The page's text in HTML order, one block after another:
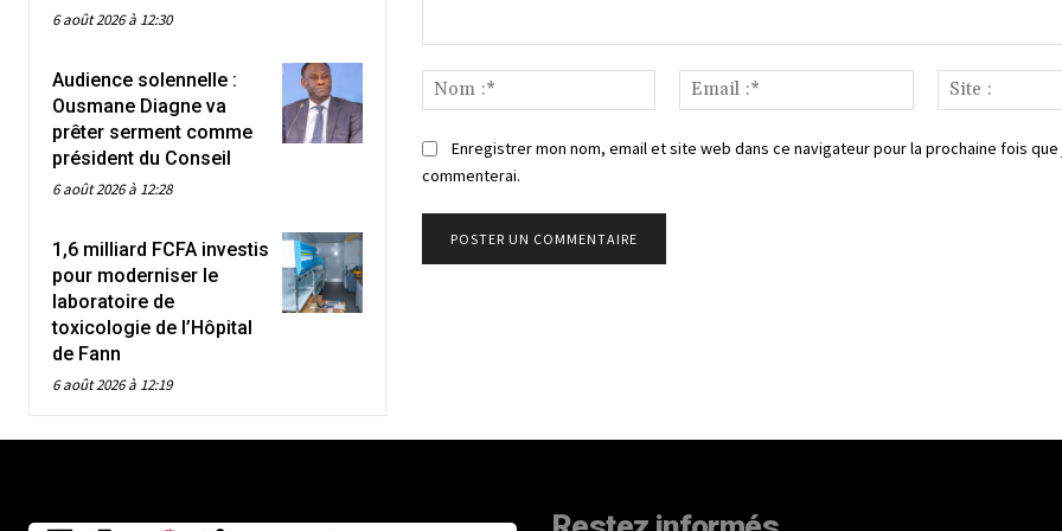
6 août 2026 à 12:30
Audience solennelle :
Ousmane Diagne va
prêter serment comme
président du Conseil
6 août 2026 à 12:28
1,6 milliard FCFA investis
pour moderniser le
laboratoire de
toxicologie de l’Hôpital
de Fann
6 août 2026 à 12:19
Nom
:*
Email
:*
Enregistrer mon nom, email et site web dans ce navigateur pour la prochaine fois que
commenterai.